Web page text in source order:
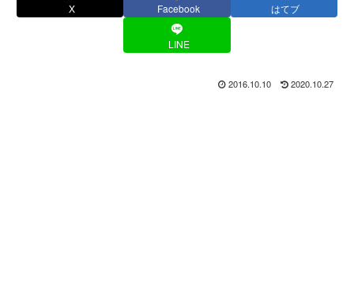
X Facebook はてブ
LINE
2016.10.10 2020.10.27